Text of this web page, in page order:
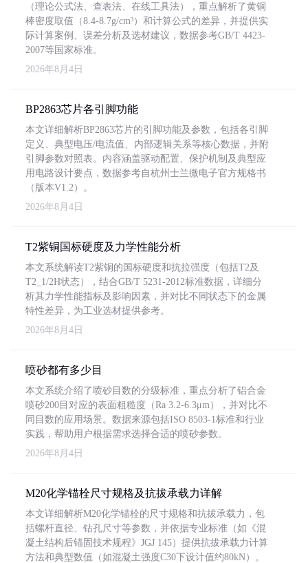
（理论公式法、查表法、在线工具法），重点解析了黄铜
棒密度取值（8.4-8.7g/cm³）和计算公式的差异，并提供实
际计算案例、误差分析及选材建议，数据参考GB/T 4423-
2007等国家标准。
2026年8月4日
BP2863芯片各引脚功能
本文详细解析BP2863芯片的引脚功能及参数，包括各引脚
定义、典型电压/电流值、内部逻辑关系等核心数据，并附
引脚参数对照表。内容涵盖驱动配置、保护机制及典型应
用电路设计要点，数据参考自杭州士兰微电子官方规格书
（版本V1.2）。
2026年8月4日
T2紫铜国标硬度及力学性能分析
本文系统解读T2紫铜的国标硬度和抗拉强度（包括T2及
T2_1/2H状态），结合GB/T 5231-2012标准数据，详细分
析其力学性能指标及影响因素，并对比不同状态下的金属
特性差异，为工业选材提供参考。
2026年8月4日
喷砂都有多少目
本文系统介绍了喷砂目数的分级标准，重点分析了铝合金
喷砂200目对应的表面粗糙度（Ra 3.2-6.3μm），并对比不
同目数的应用场景。数据来源包括ISO 8503-1标准和行业
实践，帮助用户根据需求选择合适的喷砂参数。
2026年8月4日
M20化学锚栓尺寸规格及抗拔承载力详解
本文详细解析M20化学锚栓的尺寸规格和抗拔承载力，包
括螺杆直径、钻孔尺寸等参数，并依据专业标准（如《混
凝土结构后锚固技术规程》JGJ 145）提供抗拔承载力计算
方法和典型数值（如混凝土强度C30下设计值约80kN）。